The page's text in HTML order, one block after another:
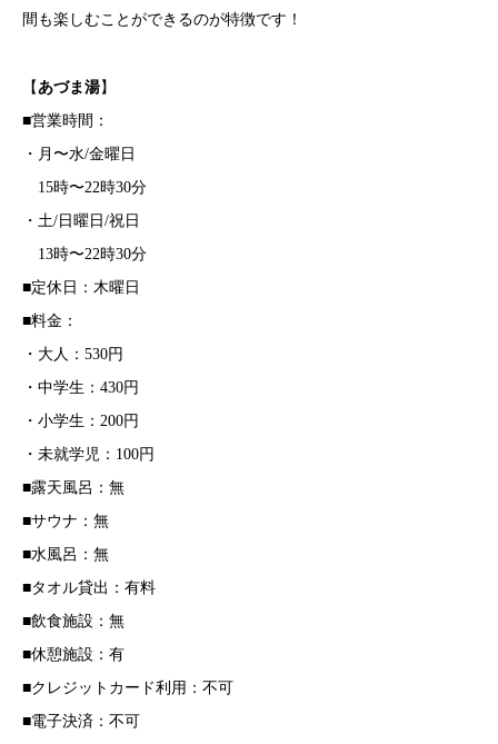
間も楽しむことができるのが特徴です！
【 あづま湯】
■営業時間：
・月〜水/金曜日
15時〜22時30分
・土/日曜日/祝日
13時〜22時30分
■定休日：木曜日
■料金：
・大人：530円
・中学生：430円
・小学生：200円
・未就学児：100円
■露天風呂：無
■サウナ：無
■水風呂：無
■タオル貸出：有料
■飲食施設：無
■休憩施設：有
■クレジットカード利用：不可
■電子決済：不可